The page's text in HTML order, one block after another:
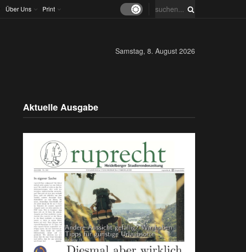
Über Uns Print
Samstag, 8. August 2026
Aktuelle Ausgabe